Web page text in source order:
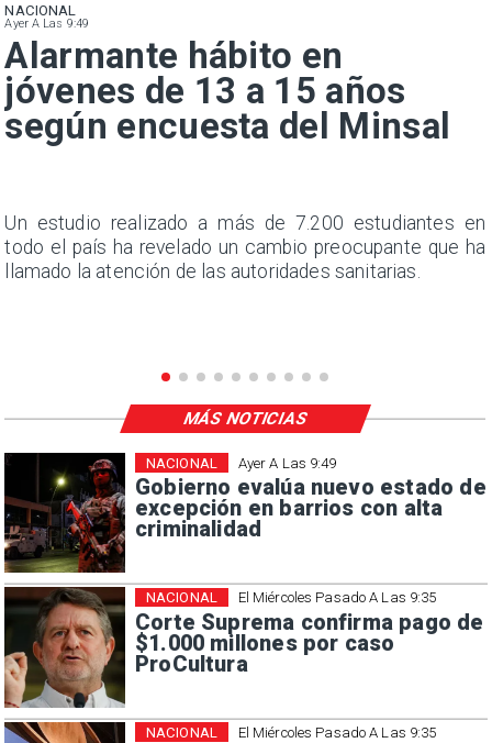
NACIONAL
Ayer A Las 9:49
Alarmante hábito en
jóvenes de 13 a 15 años
según encuesta del Minsal
Un estudio realizado a más de 7.200 estudiantes en
todo el país ha revelado un cambio preocupante que ha
llamado la atención de las autoridades sanitarias.
Ayer A Las 9:49
Gobierno evalúa nuevo estado de
excepción en barrios con alta
criminalidad
NACIONAL
El Miércoles Pasado A Las 9:35
Corte Suprema confirma pago de
$1.000 millones por caso
ProCultura
NACIONAL
El Miércoles Pasado A Las 9:35
NACIONAL
MÁS NOTICIAS